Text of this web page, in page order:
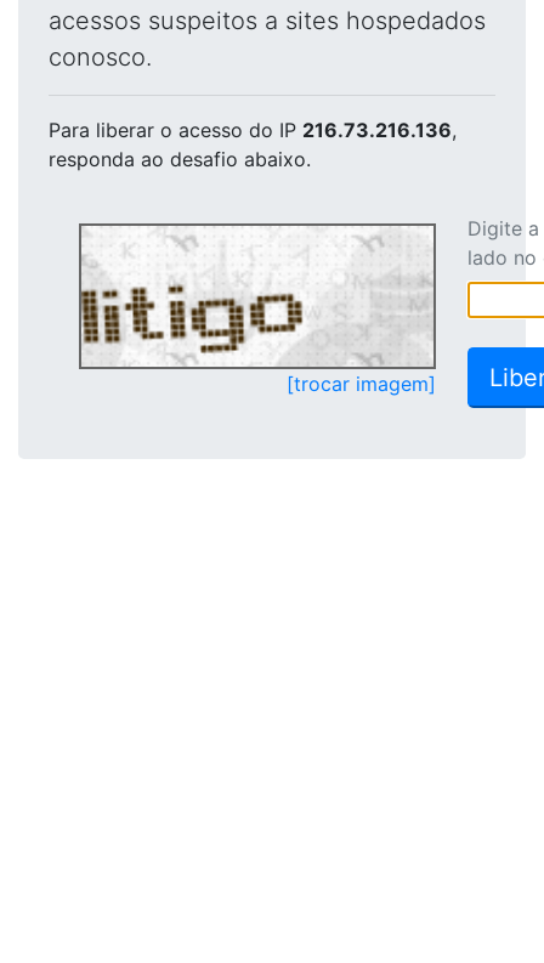
acessos suspeitos a sites hospedados
conosco.
Para liberar o acesso do IP 216.73.216.136,
responda ao desafio abaixo.
[trocar imagem]
Digite
lado no